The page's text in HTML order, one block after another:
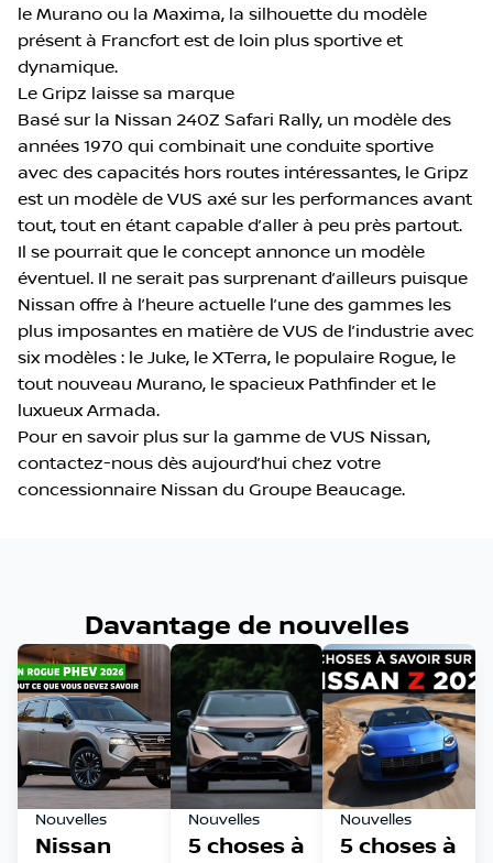
le Murano ou la Maxima, la silhouette du modèle
présent à Francfort est de loin plus sportive et
dynamique.
Le Gripz laisse sa marque
Basé sur la Nissan 240Z Safari Rally, un modèle des
années 1970 qui combinait une conduite sportive
avec des capacités hors routes intéressantes, le Gripz
est un modèle de VUS axé sur les performances avant
tout, tout en étant capable d’aller à peu près partout.
Il se pourrait que le concept annonce un modèle
éventuel. Il ne serait pas surprenant d’ailleurs puisque
Nissan offre à l’heure actuelle l’une des gammes les
plus imposantes en matière de VUS de l’industrie avec
six modèles : le Juke, le XTerra, le populaire Rogue, le
tout nouveau Murano, le spacieux Pathfinder et le
luxueux Armada.
Pour en savoir plus sur la gamme de VUS Nissan,
contactez-nous dès aujourd’hui chez votre
concessionnaire Nissan du Groupe Beaucage.
Davantage de nouvelles
Nouvelles
Nissan
Nouvelles
5 choses à
Nouvelles
5 choses à